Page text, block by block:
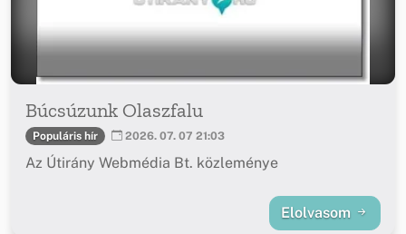
Búcsúzunk Olaszfalu
Populáris hír 2026. 07. 07 21:03
Az Útirány Webmédia Bt. közleménye
Elolvasom